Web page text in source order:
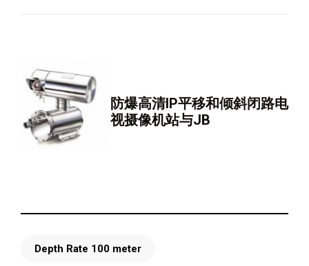
防爆高清IP平移和倾斜闭路电
视摄像机站与JB
Depth Rate 100 meter